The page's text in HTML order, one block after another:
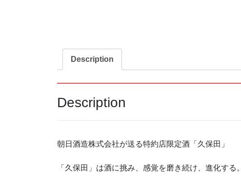
Description
Description
朝日酒造株式会社が送る特約店限定酒「久保田」
「久保田」は酒に挑み、感覚を磨き続け、進化する。